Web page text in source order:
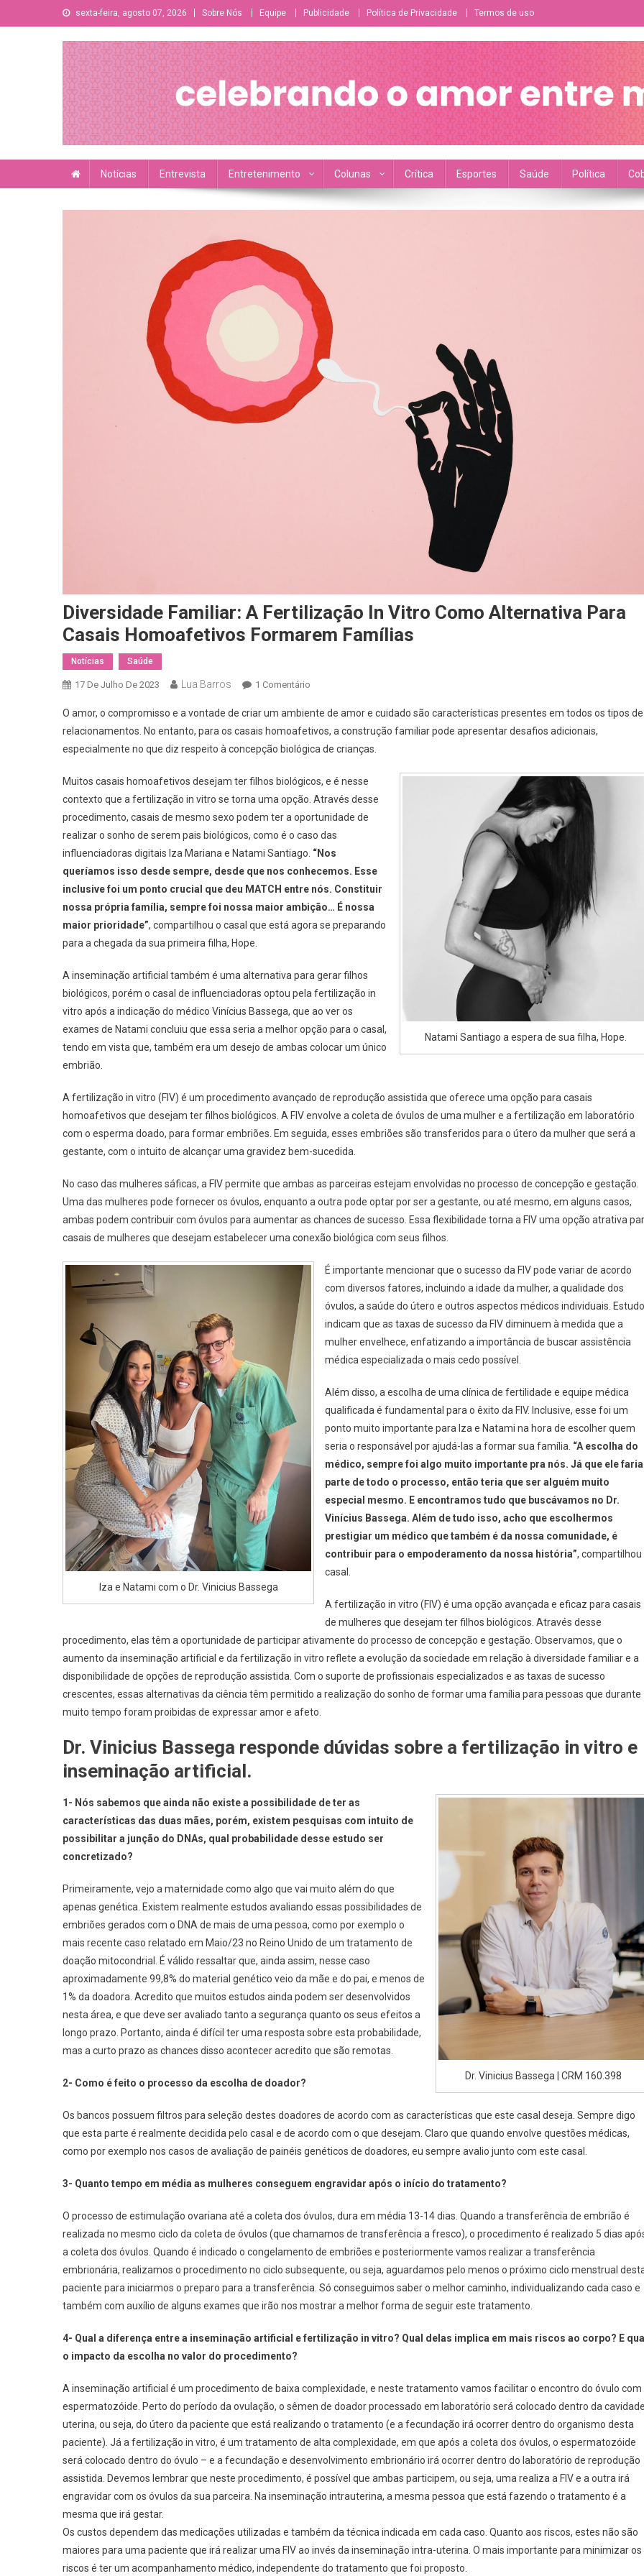
to
sexta-feira, agosto 07, 2026 Sobre Nós Equipe Publicidade Política de Privacidade Termos de uso
A sua principal fonte de informações e entretenimento lésbico/bissexual/sáfico
Notícias Entrevista Entretenimento Colunas Crítica Esportes Saúde Política
Diversidade Familiar: A Fertilização In Vitro Como Alternativa Para
Casais Homoafetivos Formarem Famílias
Notícias Saúde
17 De Julho De 2023 Lua Barros 1 Comentário
Familiar:
A
Fertilização
Vitro
Como
Alternativa
Para
Casais
Homoafetivos
O amor, o compromisso e a vontade de criar um ambiente de amor e cuidado são características presentes em todos os tipos de
relacionamentos. No entanto, para os casais homoafetivos, a construção familiar pode apresentar desafios adicionais,
especialmente no que diz respeito à concepção biológica de crianças.
Natami Santiago a espera de sua filha, Hope.
Muitos casais homoafetivos desejam ter filhos biológicos, e é nesse
contexto que a fertilização in vitro se torna uma opção. Através desse
procedimento, casais de mesmo sexo podem ter a oportunidade de
realizar o sonho de serem pais biológicos, como é o caso das
influenciadoras digitais Iza Mariana e Natami Santiago. “Nos
queríamos isso desde sempre, desde que nos conhecemos. Esse
inclusive foi um ponto crucial que deu MATCH entre nós. Constituir
nossa própria família, sempre foi nossa maior ambição… É nossa
maior prioridade”, compartilhou o casal que está agora se preparando
para a chegada da sua primeira filha, Hope.
A inseminação artificial também é uma alternativa para gerar filhos
biológicos, porém o casal de influenciadoras optou pela fertilização in
vitro após a indicação do médico Vinícius Bassega, que ao ver os
exames de Natami concluiu que essa seria a melhor opção para o casal,
tendo em vista que, também era um desejo de ambas colocar um único
embrião.
A fertilização in vitro (FIV) é um procedimento avançado de reprodução assistida que oferece uma opção para casais
homoafetivos que desejam ter filhos biológicos. A FIV envolve a coleta de óvulos de uma mulher e a fertilização em laboratório
com o esperma doado, para formar embriões. Em seguida, esses embriões são transferidos para o útero da mulher que será a
gestante, com o intuito de alcançar uma gravidez bem-sucedida.
No caso das mulheres sáficas, a FIV permite que ambas as parceiras estejam envolvidas no processo de concepção e gestação.
Uma das mulheres pode fornecer os óvulos, enquanto a outra pode optar por ser a gestante, ou até mesmo, em alguns casos,
ambas podem contribuir com óvulos para aumentar as chances de sucesso. Essa flexibilidade torna a FIV uma opção atrativa
casais de mulheres que desejam estabelecer uma conexão biológica com seus filhos.
Iza e Natami com o Dr. Vinicius Bassega
É importante mencionar que o sucesso da FIV pode variar de acordo
com diversos fatores, incluindo a idade da mulher, a qualidade dos
óvulos, a saúde do útero e outros aspectos médicos individuais.
indicam que as taxas de sucesso da FIV diminuem à medida que a
mulher envelhece, enfatizando a importância de buscar assistência
médica especializada o mais cedo possível.
Além disso, a escolha de uma clínica de fertilidade e equipe médica
qualificada é fundamental para o êxito da FIV. Inclusive, esse foi um
ponto muito importante para Iza e Natami na hora de escolher quem
seria o responsável por ajudá-las a formar sua família. “A escolha do
médico, sempre foi algo muito importante pra nós. Já que ele faria
parte de todo o processo, então teria que ser alguém muito
especial mesmo. E encontramos tudo que buscávamos no Dr.
Vinícius Bassega. Além de tudo isso, acho que escolhermos
prestigiar um médico que também é da nossa comunidade, é
contribuir para o empoderamento da nossa história”, compartilhou
casal.
A fertilização in vitro (FIV) é uma opção avançada e eficaz para casais
de mulheres que desejam ter filhos biológicos. Através desse
procedimento, elas têm a oportunidade de participar ativamente do processo de concepção e gestação. Observamos, que o
aumento da inseminação artificial e da fertilização in vitro reflete a evolução da sociedade em relação à diversidade familiar e a
disponibilidade de opções de reprodução assistida. Com o suporte de profissionais especializados e as taxas de sucesso
crescentes, essas alternativas da ciência têm permitido a realização do sonho de formar uma família para pessoas que durante
muito tempo foram proibidas de expressar amor e afeto.
Dr. Vinicius Bassega responde dúvidas sobre a fertilização in vitro e
inseminação artificial.
Dr. Vinicius Bassega | CRM 160.398
1- Nós sabemos que ainda não existe a possibilidade de ter as
características das duas mães, porém, existem pesquisas com intuito de
possibilitar a junção do DNAs, qual probabilidade desse estudo ser
concretizado?
Primeiramente, vejo a maternidade como algo que vai muito além do que
apenas genética. Existem realmente estudos avaliando essas possibilidades de
embriões gerados com o DNA de mais de uma pessoa, como por exemplo o
mais recente caso relatado em Maio/23 no Reino Unido de um tratamento de
doação mitocondrial. É válido ressaltar que, ainda assim, nesse caso
aproximadamente 99,8% do material genético veio da mãe e do pai, e menos de
1% da doadora. Acredito que muitos estudos ainda podem ser desenvolvidos
nesta área, e que deve ser avaliado tanto a segurança quanto os seus efeitos a
longo prazo. Portanto, ainda é difícil ter uma resposta sobre esta probabilidade,
mas a curto prazo as chances disso acontecer acredito que são remotas.
2- Como é feito o processo da escolha de doador?
Os bancos possuem filtros para seleção destes doadores de acordo com as características que este casal deseja. Sempre digo
que esta parte é realmente decidida pelo casal e de acordo com o que desejam. Claro que quando envolve questões médicas,
como por exemplo nos casos de avaliação de painéis genéticos de doadores, eu sempre avalio junto com este casal.
3- Quanto tempo em média as mulheres conseguem engravidar após o início do tratamento?
O processo de estimulação ovariana até a coleta dos óvulos, dura em média 13-14 dias. Quando a transferência de embrião é
realizada no mesmo ciclo da coleta de óvulos (que chamamos de transferência a fresco), o procedimento é realizado 5 dias
a coleta dos óvulos. Quando é indicado o congelamento de embriões e posteriormente vamos realizar a transferência
embrionária, realizamos o procedimento no ciclo subsequente, ou seja, aguardamos pelo menos o próximo ciclo menstrual
paciente para iniciarmos o preparo para a transferência. Só conseguimos saber o melhor caminho, individualizando cada caso e
também com auxílio de alguns exames que irão nos mostrar a melhor forma de seguir este tratamento.
4- Qual a diferença entre a inseminação artificial e fertilização in vitro? Qual delas implica em mais riscos ao corpo? E
o impacto da escolha no valor do procedimento?
A inseminação artificial é um procedimento de baixa complexidade, e neste tratamento vamos facilitar o encontro do óvulo com
espermatozóide. Perto do período da ovulação, o sêmen de doador processado em laboratório será colocado dentro da
uterina, ou seja, do útero da paciente que está realizando o tratamento (e a fecundação irá ocorrer dentro do organismo desta
paciente). Já a fertilização in vitro, é um tratamento de alta complexidade, em que após a coleta dos óvulos, o espermatozóide
será colocado dentro do óvulo – e a fecundação e desenvolvimento embrionário irá ocorrer dentro do laboratório de reprodução
assistida. Devemos lembrar que neste procedimento, é possível que ambas participem, ou seja, uma realiza a FIV e a outra irá
engravidar com os óvulos da sua parceira. Na inseminação intrauterina, a mesma pessoa que está fazendo o tratamento é a
mesma que irá gestar.
Os custos dependem das medicações utilizadas e também da técnica indicada em cada caso. Quanto aos riscos, estes não são
maiores para uma paciente que irá realizar uma FIV ao invés da inseminação intra-uterina. O mais importante para minimizar os
riscos é ter um acompanhamento médico, independente do tratamento que foi proposto.